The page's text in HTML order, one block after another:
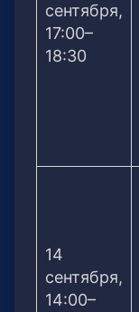
сентября,
17:00–
18:30
14
сентября,
14:00–